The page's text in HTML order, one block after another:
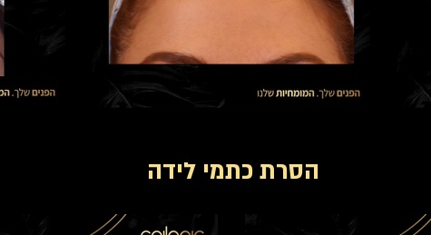
הסרת כתמי לידה